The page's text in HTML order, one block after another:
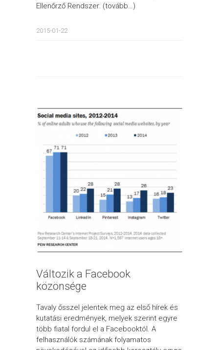
Ellenőrző Rendszer. (tovább…)
2015-01-22
Változik a Facebook
közönsége
Tavaly ősszel jelentek meg az első hírek és
kutatási eredmények, melyek szerint egyre
több fiatal fordul el a Facebooktól. A
felhasználók számának folyamatos